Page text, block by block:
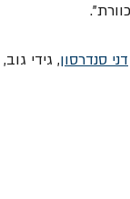
דני סנדרסון, גידי גוב,